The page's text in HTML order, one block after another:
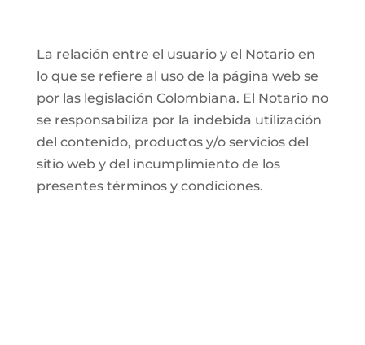
La relación entre el usuario y el Notario en
lo que se refiere al uso de la página web se
por las legislación Colombiana. El Notario no
se responsabiliza por la indebida utilización
del contenido, productos y/o servicios del
sitio web y del incumplimiento de los
presentes términos y condiciones.